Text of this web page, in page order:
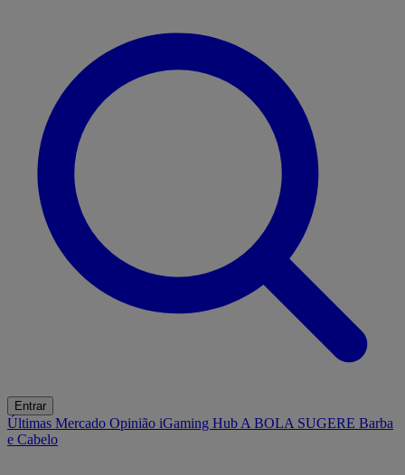
Entrar
Últimas Mercado Opinião iGaming Hub A BOLA SUGERE Barba
e Cabelo